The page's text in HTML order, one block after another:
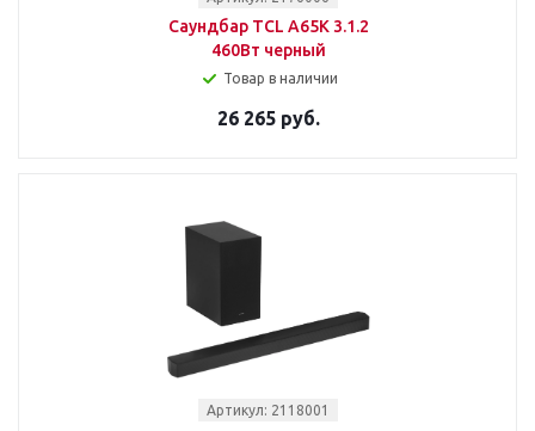
Саундбар TCL A65K 3.1.2
460Вт черный
Товар в наличии
26 265 руб.
Артикул: 2118001